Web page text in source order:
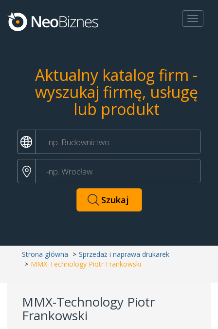
Toggle
Aktualny katalog firm -
wyszukaj firmę, usługę
lub produkt
Strona główna
Sprzedaż i naprawa drukarek
MMX-Technology Piotr Frankowski
MMX-Technology Piotr
Frankowski